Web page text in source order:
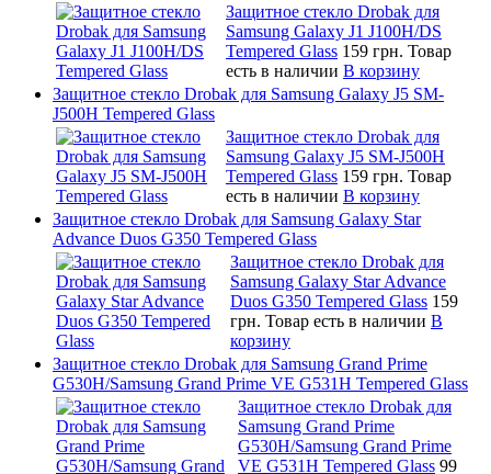
Защитное стекло Drobak для
Samsung Galaxy J1 J100H/DS
Tempered Glass 159 грн. Товар
есть в наличии В корзину
Защитное стекло Drobak для Samsung Galaxy J5 SM-
J500H Tempered Glass
Защитное стекло Drobak для
Samsung Galaxy J5 SM-J500H
Tempered Glass 159 грн. Товар
есть в наличии В корзину
Защитное стекло Drobak для Samsung Galaxy Star
Advance Duos G350 Tempered Glass
Защитное стекло Drobak для
Samsung Galaxy Star Advance
Duos G350 Tempered Glass 159
грн. Товар есть в наличии В
корзину
Защитное стекло Drobak для Samsung Grand Prime
G530H/Samsung Grand Prime VE G531H Tempered Glass
Защитное стекло Drobak для
Samsung Grand Prime
G530H/Samsung Grand Prime
VE G531H Tempered Glass 99